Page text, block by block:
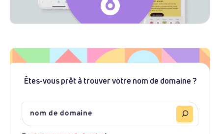
Êtes-vous prêt à trouver votre nom de domaine ?